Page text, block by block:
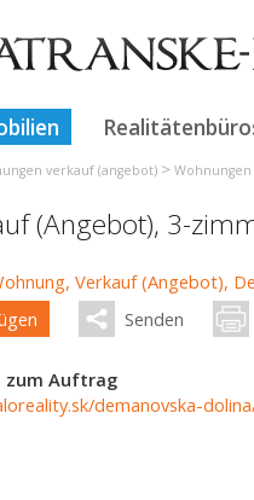
verkauf (angebot) >
(Angebot), 3-
Senden
zum Auftrag